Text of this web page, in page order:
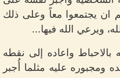
ان يجتمعوا معاً وعلى ذلك
ويرعي الله فيها...
بالاحباط واعاده إلى نقطه
ومجبوره عليه مثلما أُجبر